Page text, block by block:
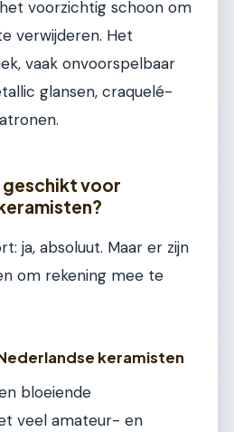
voorzichtig schoon om
verwijderen. Het
vaak onvoorspelbaar
glansen, craquelé-
geschikt voor
ja, absoluut. Maar er zijn
om rekening mee te
keramisten
bloeiende
veel amateur- en